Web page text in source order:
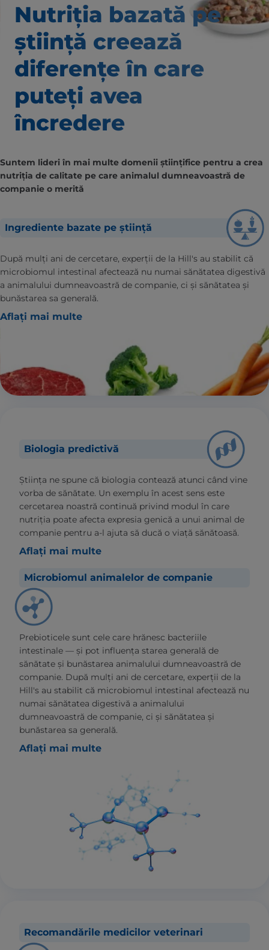
Nutriția bazată pe
știință creează
diferențe în care
puteți avea
încredere
Suntem lideri în mai multe domenii științifice pentru a crea
nutriția de calitate pe care animalul dumneavoastră de
companie o merită
Ingrediente bazate pe știință
După mulți ani de cercetare, experții de la Hill's au stabilit că
microbiomul intestinal afectează nu numai sănătatea digestivă
a animalului dumneavoastră de companie, ci și sănătatea și
bunăstarea sa generală.
Aflați mai multe
Biologia predictivă
Știința ne spune că biologia contează atunci când vine
vorba de sănătate. Un exemplu în acest sens este
cercetarea noastră continuă privind modul în care
nutriția poate afecta expresia genică a unui animal de
companie pentru a-l ajuta să ducă o viață sănătoasă.
Aflați mai multe
Microbiomul animalelor de companie
Prebioticele sunt cele care hrănesc bacteriile
intestinale — și pot influența starea generală de
sănătate și bunăstarea animalului dumneavoastră de
companie. După mulți ani de cercetare, experții de la
Hill's au stabilit că microbiomul intestinal afectează nu
numai sănătatea digestivă a animalului
dumneavoastră de companie, ci și sănătatea și
bunăstarea sa generală.
Aflați mai multe
Recomandările medicilor veterinari